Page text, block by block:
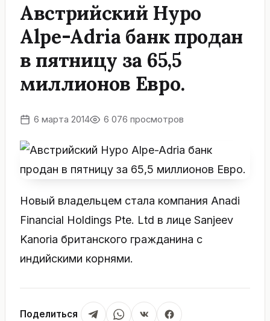
Австрийский Hypo
Alpe-Adria банк продан
в пятницу за 65,5
миллионов Евро.
6 марта 2014 6 076 просмотров
Новый владельцем стала компания Anadi
Financial Holdings Pte. Ltd в лице Sanjeev
Kanoria британского гражданина с
индийскими корнями.
Поделиться